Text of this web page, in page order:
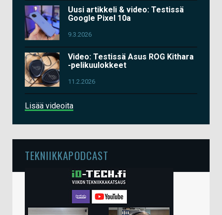
Uusi artikkeli & video: Testissä
Google Pixel 10a
9.3.2026
Video: Testissä Asus ROG Kithara
-pelikuulokkeet
11.2.2026
Lisää videoita
TEKNIIKKAPODCAST